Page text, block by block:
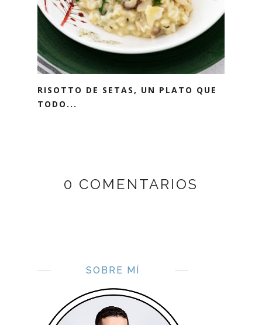
RISOTTO DE SETAS, UN PLATO QUE
TODO...
0 COMENTARIOS
SOBRE MÍ